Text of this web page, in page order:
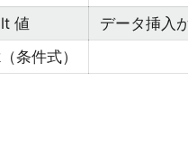
値
データ挿入
条件式）